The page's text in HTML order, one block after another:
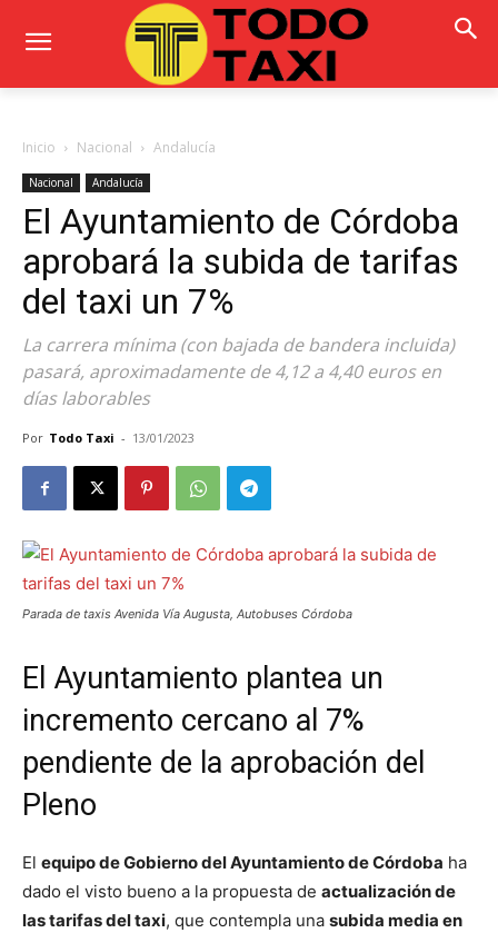
Inicio Nacional Andalucía
Nacional Andalucía
El Ayuntamiento de Córdoba
aprobará la subida de tarifas
del taxi un 7%
La carrera mínima (con bajada de bandera incluida)
pasará, aproximadamente de 4,12 a 4,40 euros en
días laborables
Por Todo Taxi - 13/01/2023
Parada de taxis Avenida Vía Augusta, Autobuses Córdoba
El Ayuntamiento plantea un
incremento cercano al 7%
pendiente de la aprobación del
Pleno
El equipo de Gobierno del Ayuntamiento de Córdoba ha
dado el visto bueno a la propuesta de actualización de
las tarifas del taxi, que contempla una subida media en